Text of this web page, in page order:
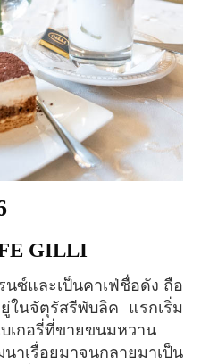
GILLI
ในจัตุรัสรีพับลิค แรกเริ่ม
บเกอรี่ที่ขายขนมหวาน
าเรื่อยมาจนกลายมาเป็น